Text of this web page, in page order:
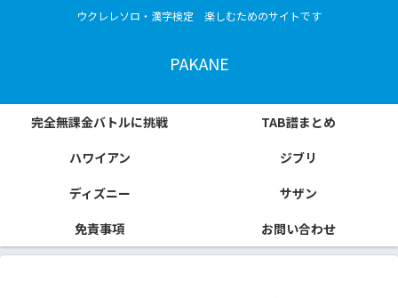
ウクレレソロ・漢字検定 楽しむためのサイトです
PAKANE
完全無課金バトルに挑戦
TAB譜まとめ
ハワイアン
ジブリ
ディズニー
サザン
免責事項
お問い合わせ